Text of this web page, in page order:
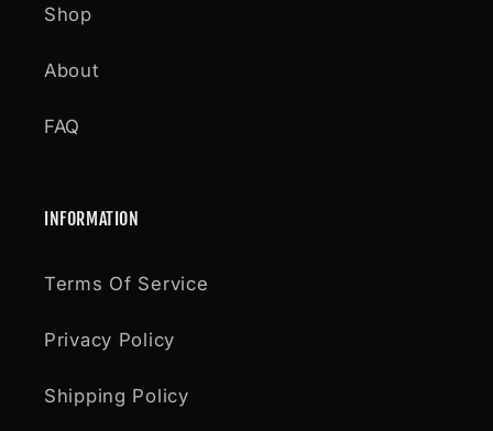
Shop
About
FAQ
INFORMATION
Terms Of Service
Privacy Policy
Shipping Policy